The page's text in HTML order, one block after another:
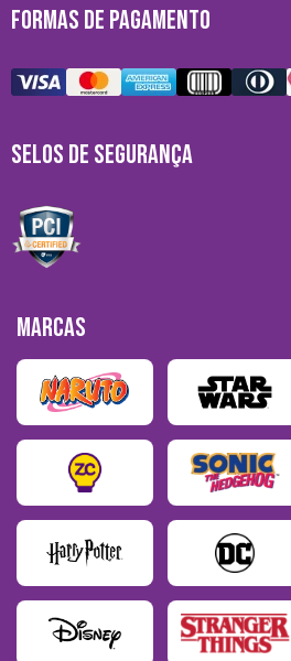
FORMAS DE PAGAMENTO
SELOS DE SEGURANÇA
MARCAS